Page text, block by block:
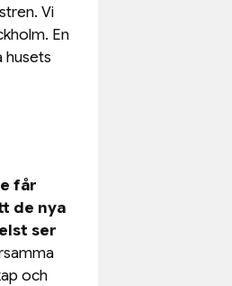
Vi
En
husets
får
de nya
ser
och